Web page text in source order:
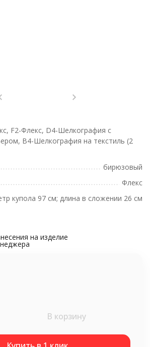
F2-Флекс, D4-Шелкография с
B4-Шелкография на текстиль (2
бирюзовый
Флекс
купола 97 см; длина в сложении 26 см
на изделие
В корзину